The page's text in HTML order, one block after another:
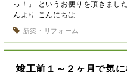
っ！」 というお便りを頂きまし
んより こんにちは…
新築・リフォーム
竣工前１～２ヶ月で気に